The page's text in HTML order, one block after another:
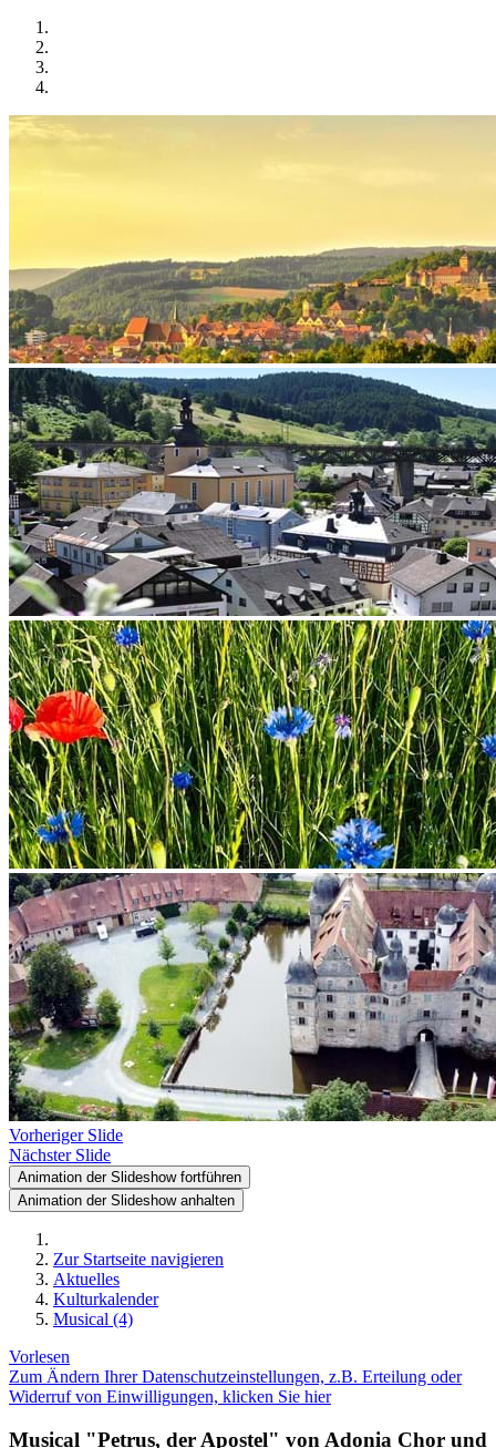
Vorheriger Slide
Nächster Slide
Animation der Slideshow fortführen
Animation der Slideshow anhalten
Zur Startseite navigieren
Aktuelles
Kulturkalender
Musical (4)
Vorlesen
Zum Ändern Ihrer Datenschutzeinstellungen, z.B. Erteilung oder
Widerruf von Einwilligungen, klicken Sie hier
Musical "Petrus, der Apostel" von Adonia Chor und